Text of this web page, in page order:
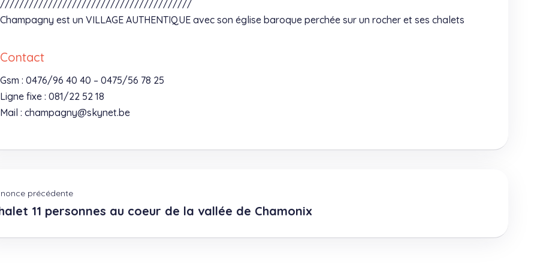
////////////////////////////////////////
Champagny est un VILLAGE AUTHENTIQUE avec son église baroque perchée sur un rocher et ses chalets
Contact
Gsm : 0476/96 40 40 – 0475/56 78 25
Ligne fixe : 081/22 52 18
Mail : champagny@skynet.be
précédente
11 personnes au coeur de la vallée de Chamonix